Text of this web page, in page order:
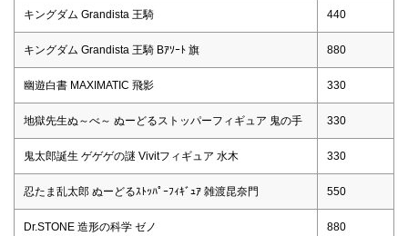
キングダム Grandista 王騎 440
キングダム Grandista 王騎 Bｱｿｰﾄ 旗 880
幽遊白書 MAXIMATIC 飛影 330
地獄先生ぬ～べ～ ぬーどるストッパーフィギュア 鬼の手 330
鬼太郎誕生 ゲゲゲの謎 Vivitフィギュア 水木 330
忍たま乱太郎 ぬーどるｽﾄｯﾊﾟｰﾌｨｷﾞｭｱ 雑渡昆奈門 550
Dr.STONE 造形の科学 ゼノ 880